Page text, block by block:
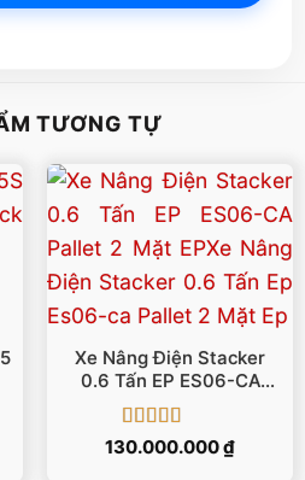
TƯƠNG TỰ
Xe Nâng Điện Stacker
0.6 Tấn EP ES06-CA
Pallet 2 Mặt EP
Được xếp
130.000.000₫